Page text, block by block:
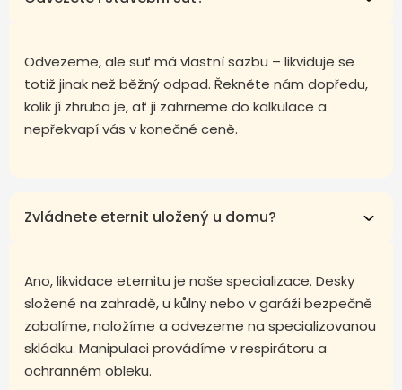
Odvezeme, ale suť má vlastní sazbu – likviduje se
totiž jinak než běžný odpad. Řekněte nám dopředu,
kolik jí zhruba je, ať ji zahrneme do kalkulace a
nepřekvapí vás v konečné ceně.
Zvládnete eternit uložený u domu?
Ano, likvidace eternitu je naše specializace. Desky
složené na zahradě, u kůlny nebo v garáži bezpečně
zabalíme, naložíme a odvezeme na specializovanou
skládku. Manipulaci provádíme v respirátoru a
ochranném obleku.